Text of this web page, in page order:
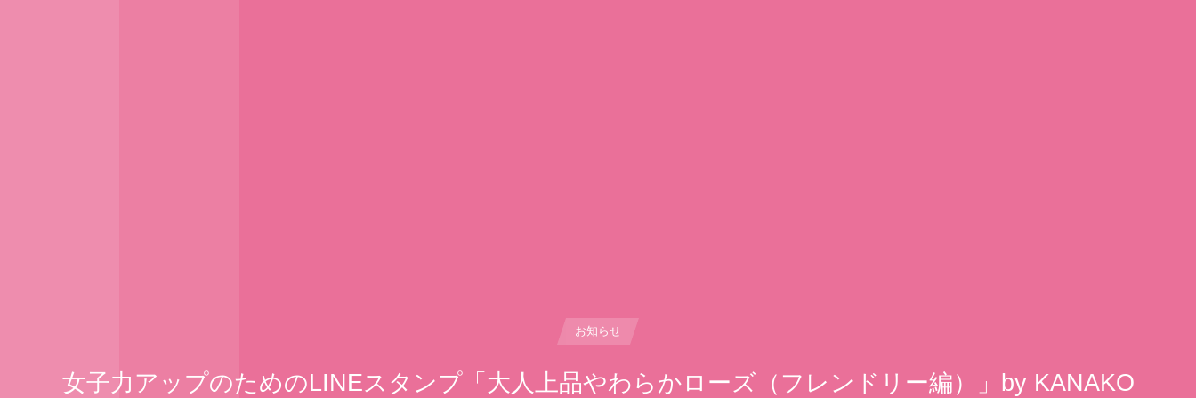
お知らせ
女子力アップのためのLINEスタンプ「大人上品やわらかローズ（フレンドリー編）」by KANAKO